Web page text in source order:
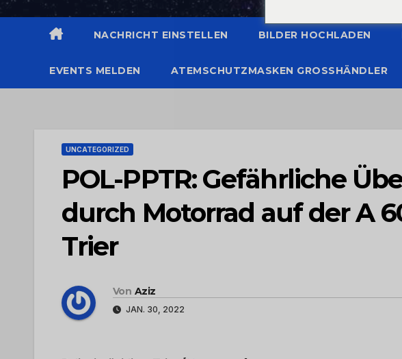
NACHRICHT EINSTELLEN BILDER HOCHLADEN
EVENTS MELDEN ATEMSCHUTZMASKEN GROSSHÄNDLER
UNCATEGORIZED
POL-PPTR: Gefährliche
durch Motorrad auf der A
Trier
Von Aziz
JAN. 30, 2022